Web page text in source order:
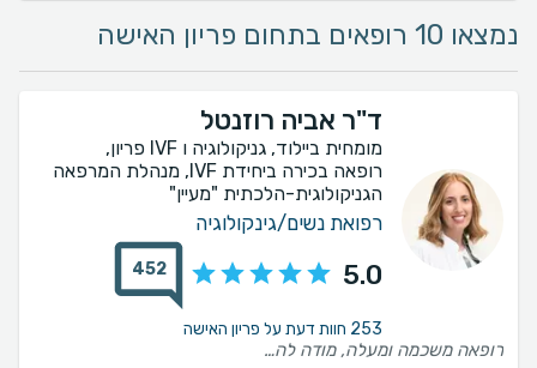
נמצאו 10 רופאים בתחום פריון האישה
ד"ר אביה רוזנטל
מומחית ביילוד, גניקולוגיה ו IVF פריון,
רופאה בכירה ביחידת IVF, מנהלת המרפאה
הגניקולוגית-הלכתית "מעיין"
רפואת נשים/גינקולוגיה
5.0
452
253 חוות דעת על פריון האישה
רופאה משכמה ומעלה, מודה לה על הרוגע והפרופורציות שנתת לנו , עם אמונה אמיתית בתהליך. ממליצה בחום רב.